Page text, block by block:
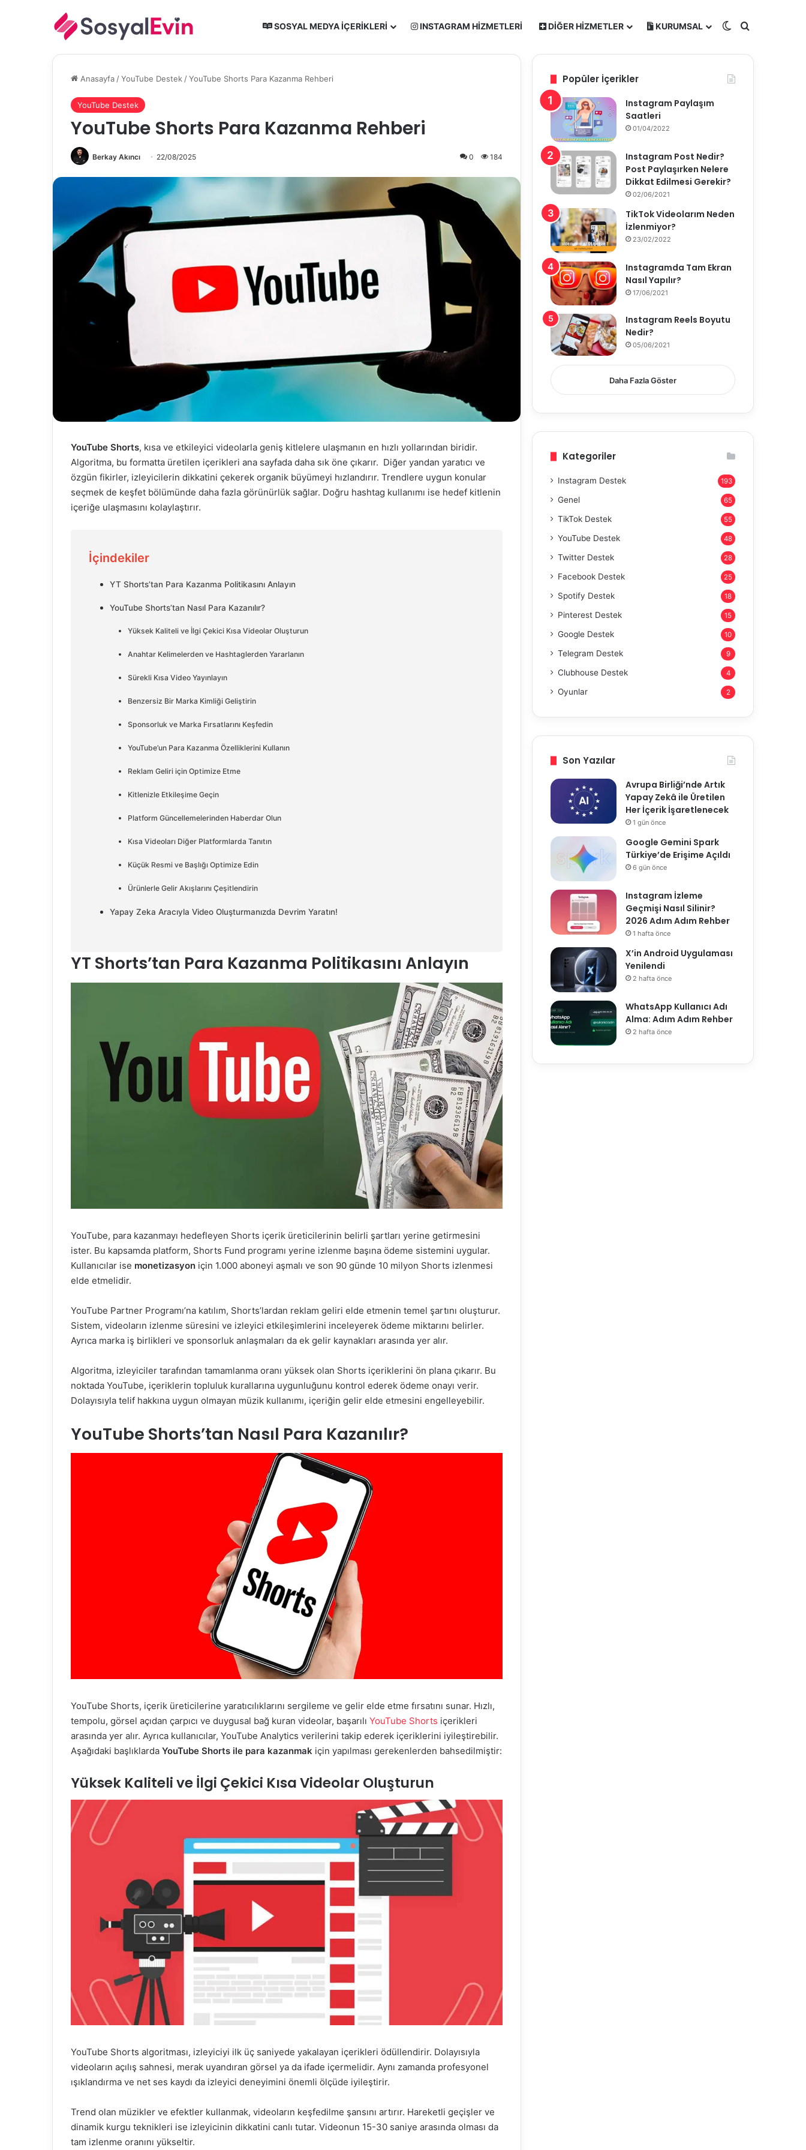
SOSYAL MEDYA İÇERIKLERI INSTAGRAM HIZMETLERI DIĞER HIZMETLER KURUMSAL Dış görünümü
Arama yap
Anasayfa /YouTube Destek /YouTube Shorts Para Kazanma Rehberi
YouTube Destek
YouTube Shorts Para Kazanma Rehberi
Berkay Akıncı 22/08/2025 0 184
YouTube Shorts, kısa ve etkileyici videolarla geniş kitlelere ulaşmanın en hızlı yollarından biridir.
Algoritma, bu formatta üretilen içerikleri ana sayfada daha sık öne çıkarır. Diğer yandan yaratıcı ve
özgün fikirler, izleyicilerin dikkatini çekerek organik büyümeyi hızlandırır. Trendlere uygun konular
seçmek de keşfet bölümünde daha fazla görünürlük sağlar. Doğru hashtag kullanımı ise hedef kitlenin
içeriğe ulaşmasını kolaylaştırır.
İçindekiler
YT Shorts’tan Para Kazanma Politikasını Anlayın
YouTube Shorts’tan Nasıl Para Kazanılır?
Yüksek Kaliteli ve İlgi Çekici Kısa Videolar Oluşturun
Anahtar Kelimelerden ve Hashtaglerden Yararlanın
Sürekli Kısa Video Yayınlayın
Benzersiz Bir Marka Kimliği Geliştirin
Sponsorluk ve Marka Fırsatlarını Keşfedin
YouTube’un Para Kazanma Özelliklerini Kullanın
Reklam Geliri için Optimize Etme
Kitlenizle Etkileşime Geçin
Platform Güncellemelerinden Haberdar Olun
Kısa Videoları Diğer Platformlarda Tanıtın
Küçük Resmi ve Başlığı Optimize Edin
Ürünlerle Gelir Akışlarını Çeşitlendirin
Yapay Zeka Aracıyla Video Oluşturmanızda Devrim Yaratın!
YT Shorts’tan Para Kazanma Politikasını Anlayın
YouTube, para kazanmayı hedefleyen Shorts içerik üreticilerinin belirli şartları yerine getirmesini
ister. Bu kapsamda platform, Shorts Fund programı yerine izlenme başına ödeme sistemini uygular.
Kullanıcılar ise monetizasyon için 1.000 aboneyi aşmalı ve son 90 günde 10 milyon Shorts izlenmesi
elde etmelidir.
YouTube Partner Programı’na katılım, Shorts’lardan reklam geliri elde etmenin temel şartını oluşturur.
Sistem, videoların izlenme süresini ve izleyici etkileşimlerini inceleyerek ödeme miktarını belirler.
Ayrıca marka iş birlikleri ve sponsorluk anlaşmaları da ek gelir kaynakları arasında yer alır.
Algoritma, izleyiciler tarafından tamamlanma oranı yüksek olan Shorts içeriklerini ön plana çıkarır. Bu
noktada YouTube, içeriklerin topluluk kurallarına uygunluğunu kontrol ederek ödeme onayı verir.
Dolayısıyla telif hakkına uygun olmayan müzik kullanımı, içeriğin gelir elde etmesini engelleyebilir.
YouTube Shorts’tan Nasıl Para Kazanılır?
YouTube Shorts, içerik üreticilerine yaratıcılıklarını sergileme ve gelir elde etme fırsatını sunar. Hızlı,
tempolu, görsel açıdan çarpıcı ve duygusal bağ kuran videolar, başarılı YouTube Shorts içerikleri
arasında yer alır. Ayrıca kullanıcılar, YouTube Analytics verilerini takip ederek içeriklerini iyileştirebilir.
Aşağıdaki başlıklarda YouTube Shorts ile para kazanmak için yapılması gerekenlerden bahsedilmiştir:
Yüksek Kaliteli ve İlgi Çekici Kısa Videolar Oluşturun
YouTube Shorts algoritması, izleyiciyi ilk üç saniyede yakalayan içerikleri ödüllendirir. Dolayısıyla
videoların açılış sahnesi, merak uyandıran görsel ya da ifade içermelidir. Aynı zamanda profesyonel
ışıklandırma ve net ses kaydı da izleyici deneyimini önemli ölçüde iyileştirir.
Trend olan müzikler ve efektler kullanmak, videoların keşfedilme şansını artırır. Hareketli geçişler ve
dinamik kurgu teknikleri ise izleyicinin dikkatini canlı tutar. Videonun 15-30 saniye arasında olması da
tam izlenme oranını yükseltir.
Popüler İçerikler
Instagram Paylaşım
Saatleri
01/04/2022
Instagram Post Nedir?
Post Paylaşırken Nelere
Dikkat Edilmesi Gerekir?
02/06/2021
TikTok Videolarım Neden
İzlenmiyor?
23/02/2022
Instagramda Tam Ekran
Nasıl Yapılır?
17/06/2021
Instagram Reels Boyutu
Nedir?
05/06/2021
Daha Fazla Göster
Kategoriler
Instagram Destek 193
Genel 65
TikTok Destek 55
YouTube Destek 48
Twitter Destek 28
Facebook Destek 25
Spotify Destek 18
Pinterest Destek 15
Google Destek 10
Telegram Destek 9
Clubhouse Destek 4
Oyunlar 2
Son Yazılar
Avrupa Birliği’nde Artık
Yapay Zekâ ile Üretilen
Her İçerik İşaretlenecek
1 gün önce
Google Gemini Spark
Türkiye’de Erişime Açıldı
6 gün önce
Instagram İzleme
Geçmişi Nasıl Silinir?
2026 Adım Adım Rehber
1 hafta önce
X’in Android Uygulaması
Yenilendi
2 hafta önce
WhatsApp Kullanıcı Adı
Alma: Adım Adım Rehber
2 hafta önce